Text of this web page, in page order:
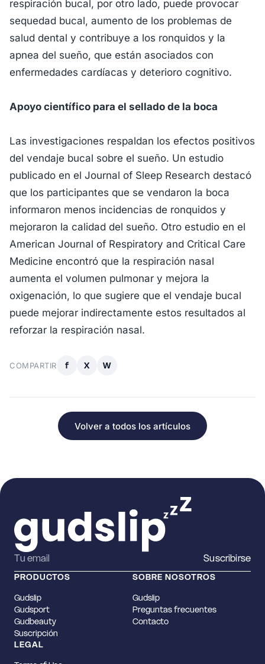
respiración bucal, por otro lado, puede provocar
sequedad bucal, aumento de los problemas de
salud dental y contribuye a los ronquidos y la
apnea del sueño, que están asociados con
enfermedades cardíacas y deterioro cognitivo.
Apoyo científico para el sellado de la boca
Las investigaciones respaldan los efectos positivos
del vendaje bucal sobre el sueño. Un estudio
publicado en el Journal of Sleep Research destacó
que los participantes que se vendaron la boca
informaron menos incidencias de ronquidos y
mejoraron la calidad del sueño. Otro estudio en el
American Journal of Respiratory and Critical Care
Medicine encontró que la respiración nasal
aumenta el volumen pulmonar y mejora la
oxigenación, lo que sugiere que el vendaje bucal
puede mejorar indirectamente estos resultados al
reforzar la respiración nasal.
COMPARTIR f X W
Volver a todos los artículos
Suscribirse
PRODUCTOS
Gudslip
Gudsport
Gudbeauty
Suscripción
SOBRE NOSOTROS
Gudslip
Preguntas frecuentes
Contacto
LEGAL